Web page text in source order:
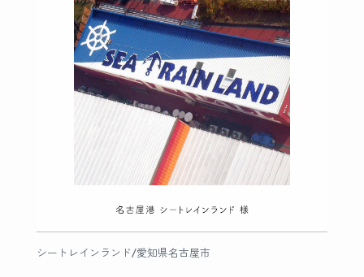
シートレインランド/愛知県名古屋市